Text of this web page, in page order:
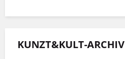
KUNZT&KULT-ARCHIV